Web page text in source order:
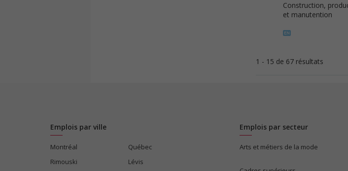
Construction,
et manutention
1 - 15 de 67 résultats
Emplois par ville
Montréal
Québec
Rimouski
Lévis
Emplois par secteur
Arts et métiers de la mode